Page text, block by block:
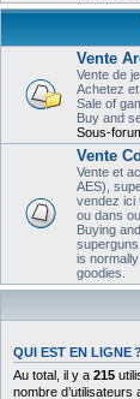
Vente
Vente de
Achetez
Sale of
Buy and
Sous-
Vente
Vente et
AES),
vendez ici
ou dans
Buying
is
goodies.
QUI EST EN LIGNE ?
Au total, il y a 215
nombre